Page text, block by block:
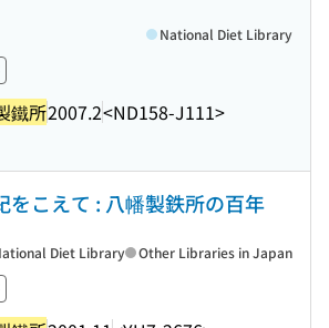
鐵所2007.2<ND158-J111>
National Diet Library
をこえて : 八幡製鉄所の百年
Diet Library Other Libraries in Japan